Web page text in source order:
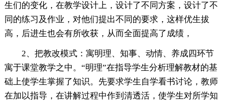
生们的变化，在教学设计上，设计了不同方案，设计了不
同的练习及作业，对他们提出不同的要求，这样优生拔
高，后进生也会有所收获，从而全面提高了成绩，
2、把教改模式：寓明理、知事、动情、养成四环节
寓于课堂教学之中。“明理”在指导学生分析理解教材的基
础上使学生掌握了知识。先要求学生自学看书讨论，教师
在加以指导，在讲解过程中作到清透活，使学生对所学知